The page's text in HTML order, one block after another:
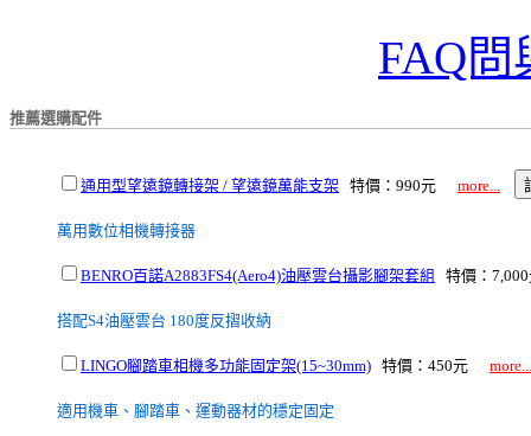
FAQ問
推薦選購配件
通用型望遠鏡轉接架 / 望遠鏡萬能支架 特價：990元 more...
萬用數位相機轉接器
BENRO百諾A2883FS4(Aero4)油壓雲台攝影腳架套組 特價：
搭配S4油壓雲台 180度反摺收納
LINGO腳踏車相機多功能固定架(15~30mm) 特價：450元 more...
適用機車、腳踏車、運動器材的穩定固定